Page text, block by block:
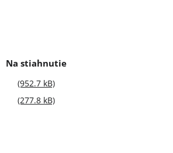
(952.7 kB)
(277.8 kB)